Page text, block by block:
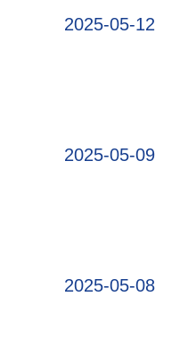
2025-05-12
2025-05-09
2025-05-08